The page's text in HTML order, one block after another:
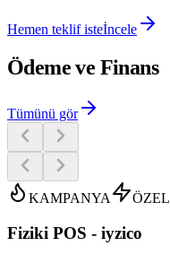
Hemen teklif isteİncele
Ödeme ve Finans
Tümünü gör
KAMPANYA
Fiziki POS - iyzico